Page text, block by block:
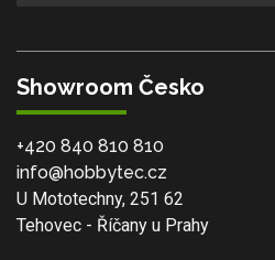
Showroom Česko
+420 840 810 810
info@hobbytec.cz
U Mototechny, 251 62
Tehovec - Říčany u Prahy